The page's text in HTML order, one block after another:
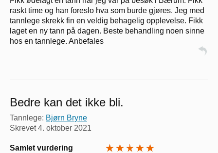
raskt time og han foreslo hva som burde gjøres. Jeg med
tannlege skrekk fin en veldig behagelig opplevelse. Fikk
laget en ny tann på dagen. Beste behandling noen sinne
hos en tannlege. Anbefales
Bedre kan det ikke bli.
Tannlege: Bjørn Bryne
Skrevet4. oktober 2021
Samlet vurdering